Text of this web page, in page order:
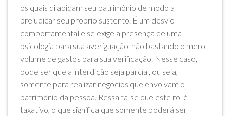
os quais dilapidam seu patrimônio de modo a
prejudicar seu próprio sustento. É um desvio
comportamental e se exige a presença de uma
psicologia para sua averiguação, não bastando o mero
volume de gastos para sua verificação. Nesse caso,
pode ser que a interdição seja parcial, ou seja,
somente para realizar negócios que envolvam o
patrimônio da pessoa. Ressalta-se que este rol é
taxativo, o que significa que somente poderá ser